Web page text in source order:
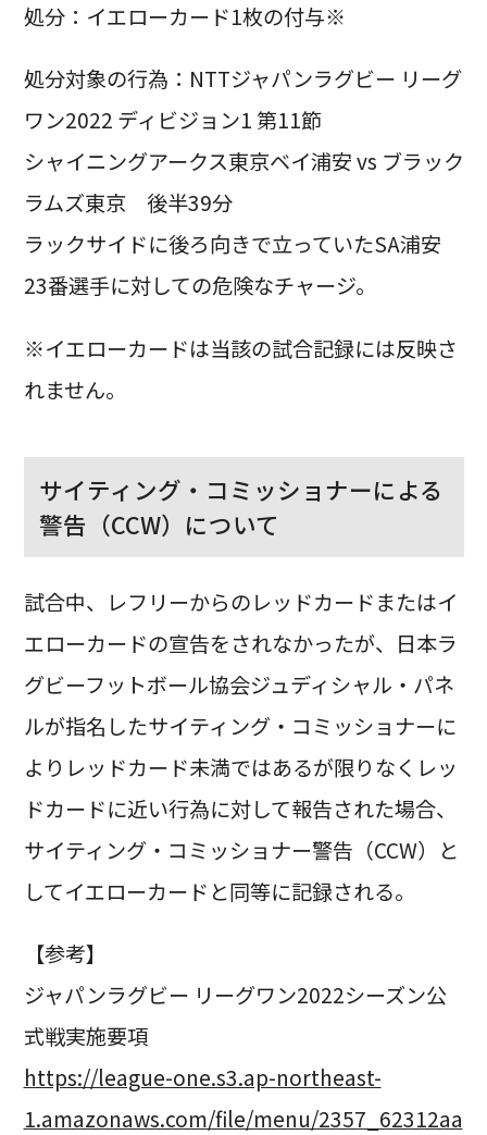
処分：イエローカード1枚の付与※
処分対象の行為：NTTジャパンラグビー リーグ
ワン2022 ディビジョン1 第11節
シャイニングアークス東京ベイ浦安 vs ブラック
ラムズ東京 後半39分
ラックサイドに後ろ向きで立っていたSA浦安
23番選手に対しての危険なチャージ。
※イエローカードは当該の試合記録には反映さ
れません。
サイティング・コミッショナーによる
警告（CCW）について
試合中、レフリーからのレッドカードまたはイ
エローカードの宣告をされなかったが、日本ラ
グビーフットボール協会ジュディシャル・パネ
ルが指名したサイティング・コミッショナーに
よりレッドカード未満ではあるが限りなくレッ
ドカードに近い行為に対して報告された場合、
サイティング・コミッショナー警告（CCW）と
してイエローカードと同等に記録される。
【参考】
ジャパンラグビー リーグワン2022シーズン公
式戦実施要項
https://league-one.s3.ap-northeast-
1.amazonaws.com/file/menu/2357_62312aa